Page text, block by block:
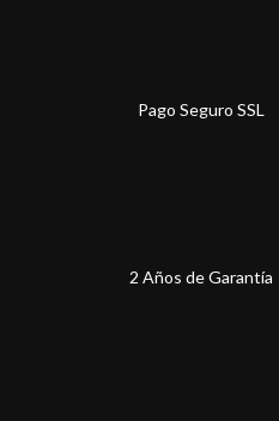
Pago Seguro SSL
2 Años de Garantía